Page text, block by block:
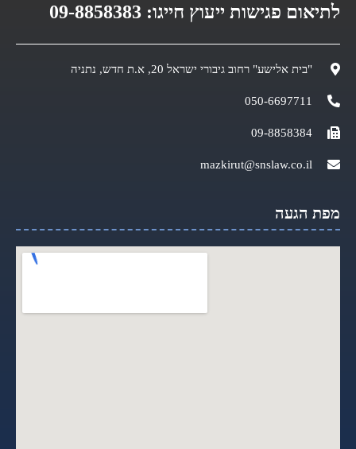
לתיאום פגישות ייעוץ חייגו:09-8858383
"בית אלישע" רחוב גיבורי ישראל 20, א.ת חדש, נתניה
050-6697711
09-8858384
mazkirut@snslaw.co.il
מפת הגעה